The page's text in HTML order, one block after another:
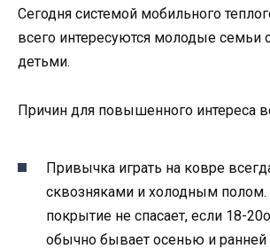
Сегодня системой мобильного
всего интересуются молодые семьи
детьми.
Причин для повышенного интереса
Привычка играть на ковре
сквозняками и холодным
покрытие не спасает, если 18-
обычно бывает осенью и ранней